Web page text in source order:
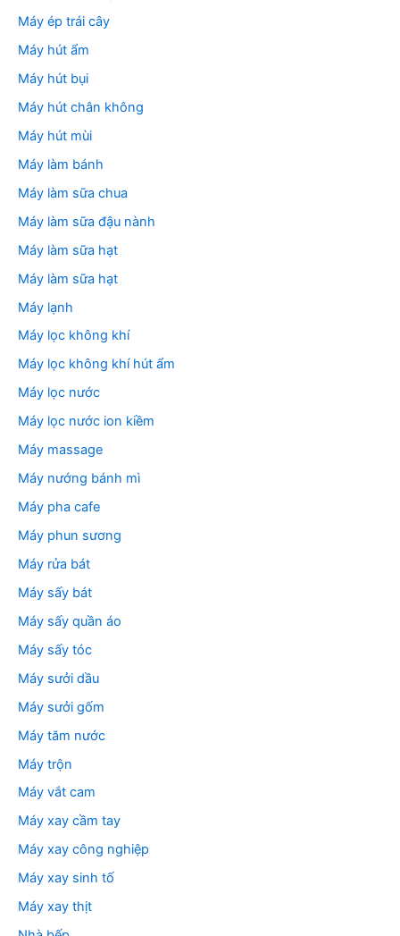
Máy ép trái cây
Máy hút ẩm
Máy hút bụi
Máy hút chân không
Máy hút mùi
Máy làm bánh
Máy làm sữa chua
Máy làm sữa đậu nành
Máy làm sữa hạt
Máy làm sữa hạt
Máy lạnh
Máy lọc không khí
Máy lọc không khí hút ẩm
Máy lọc nước
Máy lọc nước ion kiềm
Máy massage
Máy nướng bánh mì
Máy pha cafe
Máy phun sương
Máy rửa bát
Máy sấy bát
Máy sấy quần áo
Máy sấy tóc
Máy sưởi dầu
Máy sưởi gốm
Máy tăm nước
Máy trộn
Máy vắt cam
Máy xay cầm tay
Máy xay công nghiệp
Máy xay sinh tố
Máy xay thịt